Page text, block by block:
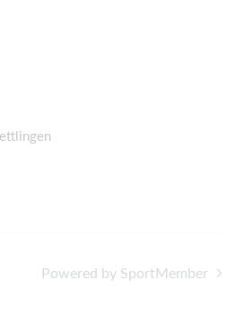
Powered by SportMember